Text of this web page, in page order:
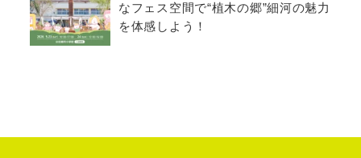
なフェス空間で“植木の郷”細河の魅力
を体感しよう！